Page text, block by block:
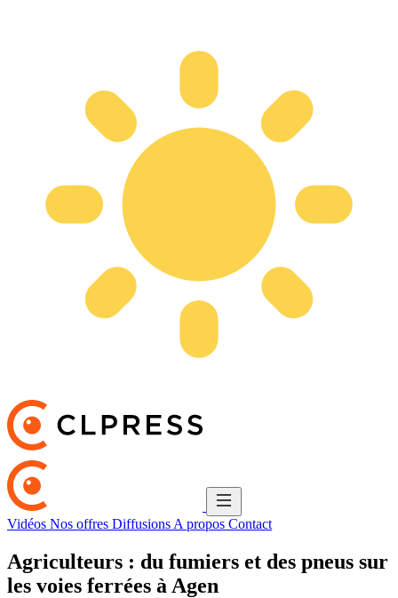
Vidéos Nos offres Diffusions A propos Contact
Agriculteurs : du fumiers et des pneus sur
les voies ferrées à Agen